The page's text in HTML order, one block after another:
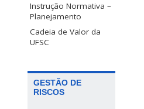
Instrução Normativa –
Planejamento
Cadeia de Valor da
UFSC
GESTÃO DE
RISCOS